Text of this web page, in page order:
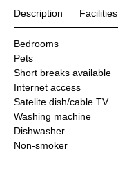
Description Facilities
Bedrooms
Pets
Short breaks available
Internet access
Satelite dish/cable TV
Washing machine
Dishwasher
Non-smoker